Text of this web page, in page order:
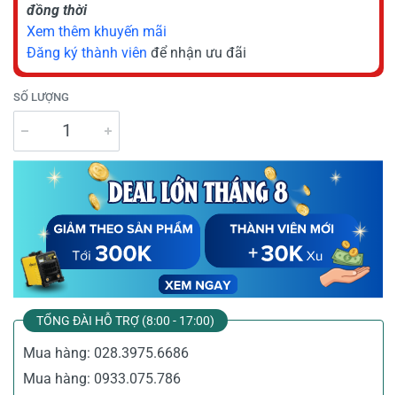
đồng thời
Xem thêm khuyến mãi
Đăng ký thành viên để nhận ưu đãi
SỐ LƯỢNG
TỔNG ĐÀI HỖ TRỢ (8:00 - 17:00)
Mua hàng: 028.3975.6686
Mua hàng: 0933.075.786